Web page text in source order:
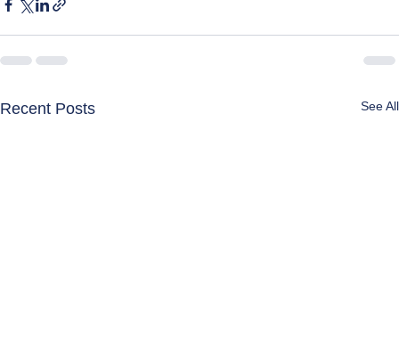
Recent Posts See All